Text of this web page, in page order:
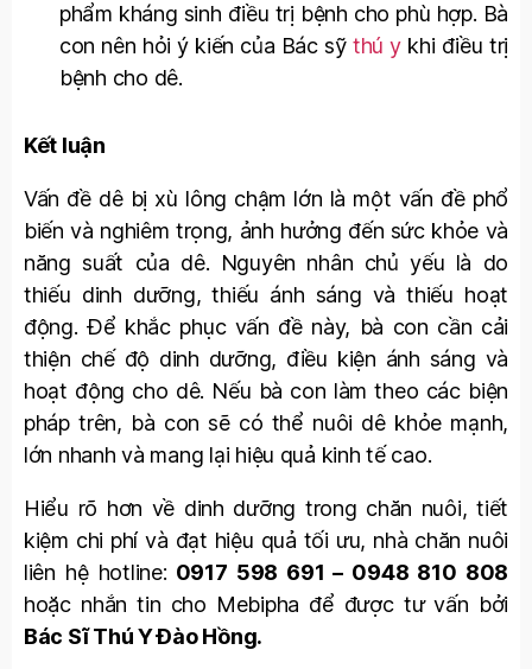
phẩm kháng sinh điều trị bệnh cho phù hợp. Bà
con nên hỏi ý kiến của Bác sỹ thú y khi điều trị
bệnh cho dê.
Kết luận
Vấn đề dê bị xù lông chậm lớn là một vấn đề phổ
biến và nghiêm trọng, ảnh hưởng đến sức khỏe và
năng suất của dê. Nguyên nhân chủ yếu là do
thiếu dinh dưỡng, thiếu ánh sáng và thiếu hoạt
động. Để khắc phục vấn đề này, bà con cần cải
thiện chế độ dinh dưỡng, điều kiện ánh sáng và
hoạt động cho dê. Nếu bà con làm theo các biện
pháp trên, bà con sẽ có thể nuôi dê khỏe mạnh,
lớn nhanh và mang lại hiệu quả kinh tế cao.
Hiểu rõ hơn về dinh dưỡng trong chăn nuôi, tiết
kiệm chi phí và đạt hiệu quả tối ưu, nhà chăn nuôi
liên hệ hotline: 0917 598 691 – 0948 810 808
hoặc nhắn tin cho Mebipha để được tư vấn bởi
Bác Sĩ Thú Y Đào Hồng.